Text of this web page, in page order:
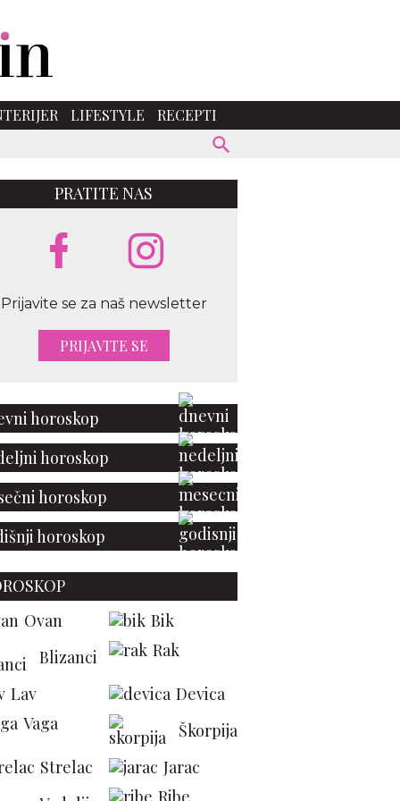
LIFESTYLE
RECEPTI
PRATITE NAS
Prijavite se za naš newsletter
PRIJAVITE SE
horoskop
horoskop
horoskop
horoskop
Ovan
Bik
Blizanci
Rak
Lav
Devica
Vaga
Škorpija
Strelac
Jarac
Ribe